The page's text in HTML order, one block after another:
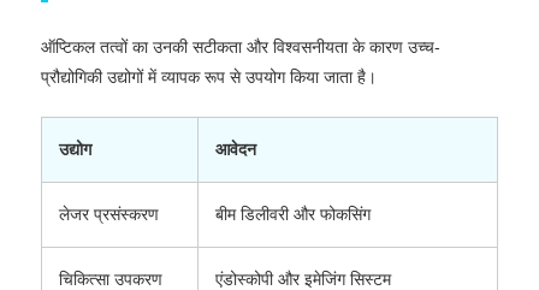
ऑप्टिकल तत्वों का उनकी सटीकता और विश्वसनीयता के कारण उच्च-
प्रौद्योगिकी उद्योगों में व्यापक रूप से उपयोग किया जाता है।
उद्योग आवेदन
लेजर प्रसंस्करण बीम डिलीवरी और फोकसिंग
चिकित्सा उपकरण एंडोस्कोपी और इमेजिंग सिस्टम